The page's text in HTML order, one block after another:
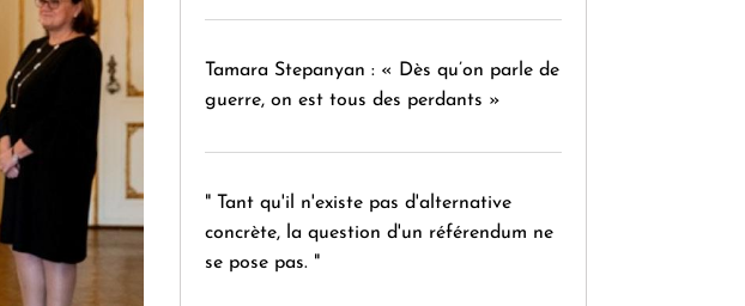
Tamara Stepanyan : « Dès qu’on parle de
guerre, on est tous des perdants »
" Tant qu'il n'existe pas d'alternative
concrète, la question d'un référendum ne
se pose pas. "